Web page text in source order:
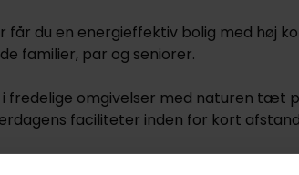
får du en energieffektiv bolig med høj
familier, par og seniorer.
i fredelige omgivelser med naturen tæt
faciliteter inden for kort
os allerede i dag for at blive